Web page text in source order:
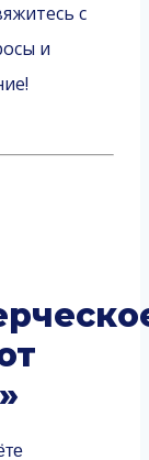
с
и